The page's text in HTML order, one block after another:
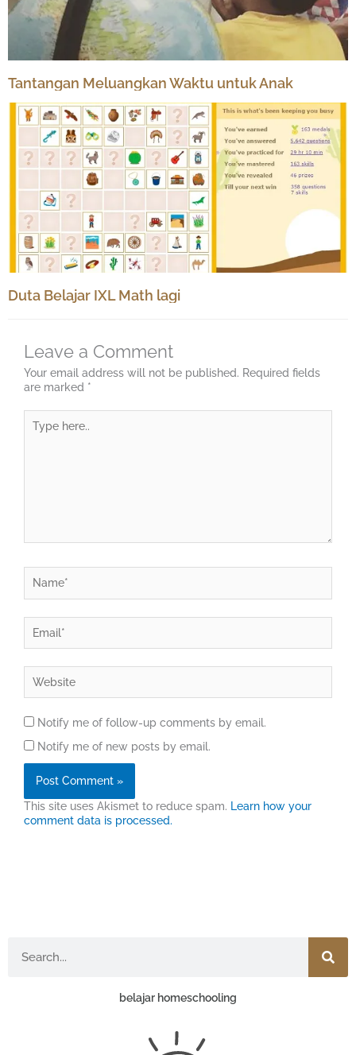
Tantangan Meluangkan Waktu untuk Anak
Duta Belajar IXL Math lagi
Leave a Comment
Your email address will not be published. Required fields
are marked *
here..
Notify me of follow-up comments by email.
Notify me of new posts by email.
This site uses Akismet to reduce spam. Learn how your
comment data is processed.
belajar homeschooling